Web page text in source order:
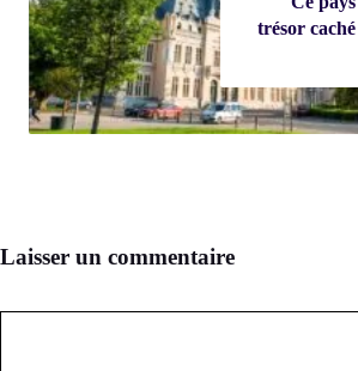
trésor
Laisser un commentaire